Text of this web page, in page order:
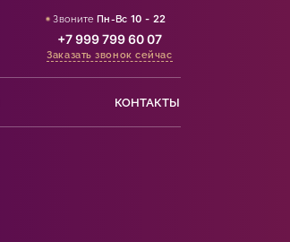
ЗвонитеПн-Вс10 - 22
+7 999 799 60 07
Заказать звонок сейчас
КОНТАКТЫ